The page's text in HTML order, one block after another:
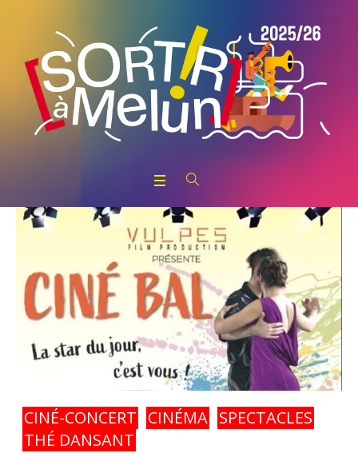
CINÉ-CONCERT CINÉMA SPECTACLES
THÉ DANSANT